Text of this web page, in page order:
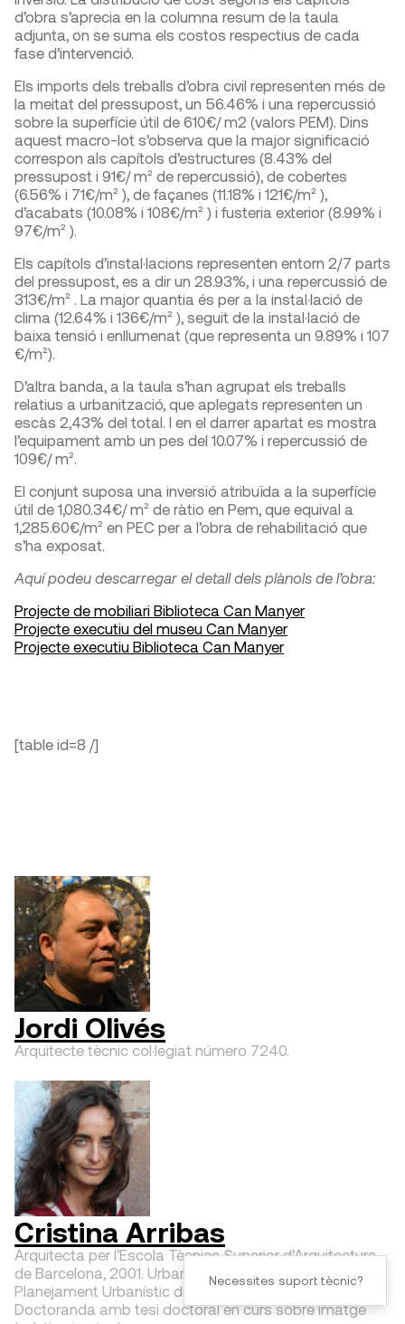
d’obra s’aprecia en la columna resum de la taula
adjunta, on se suma els costos respectius de cada
fase d’intervenció.
Els imports dels treballs d’obra civil representen més de
la meitat del pressupost, un 56.46% i una repercussió
sobre la superfície útil de 610€/ m2 (valors PEM). Dins
aquest macro-lot s’observa que la major significació
correspon als capítols d’estructures (8.43% del
pressupost i 91€/ m² de repercussió), de cobertes
(6.56% i 71€/m² ), de façanes (11.18% i 121€/m² ),
d’acabats (10.08% i 108€/m² ) i fusteria exterior (8.99% i
97€/m² ).
Els capítols d’instal·lacions representen entorn 2/7 parts
del pressupost, es a dir un 28.93%, i una repercussió de
313€/m² . La major quantia és per a la instal·lació de
clima (12.64% i 136€/m² ), seguit de la instal·lació de
baixa tensió i enllumenat (que representa un 9.89% i 107
€/m²).
D’altra banda, a la taula s’han agrupat els treballs
relatius a urbanització, que aplegats representen un
escàs 2,43% del total. I en el darrer apartat es mostra
l’equipament amb un pes del 10.07% i repercussió de
109€/ m².
El conjunt suposa una inversió atribuïda a la superfície
útil de 1,080.34€/ m² de ràtio en Pem, que equival a
1,285.60€/m² en PEC per a l’obra de rehabilitació que
s’ha exposat.
Aquí podeu descarregar el detall dels plànols de l’obra:
Projecte de mobiliari Biblioteca Can Manyer
Projecte executiu del museu Can Manyer
Projecte executiu Biblioteca Can Manyer
[table id=8 /]
Jordi Olivés
Arquitecte tècnic col·legiat número 7240.
Cristina Arribas
Arquitecta per l’Escola Tècnica Superior d’Arquitectura
de Barcelona, 2001. Urbanista del Departament de
Planejament Urbanístic de l’Ajuntament de Badalona.
Doctoranda amb tesi doctoral en curs sobre imatge
Necessites suport tècnic?